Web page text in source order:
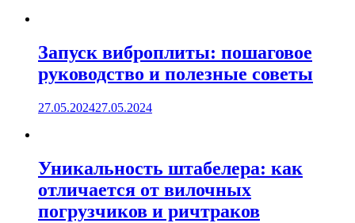
Запуск виброплиты: пошаговое
руководство и полезные советы
27.05.202427.05.2024
Уникальность штабелера: как
отличается от вилочных
погрузчиков и ричтраков